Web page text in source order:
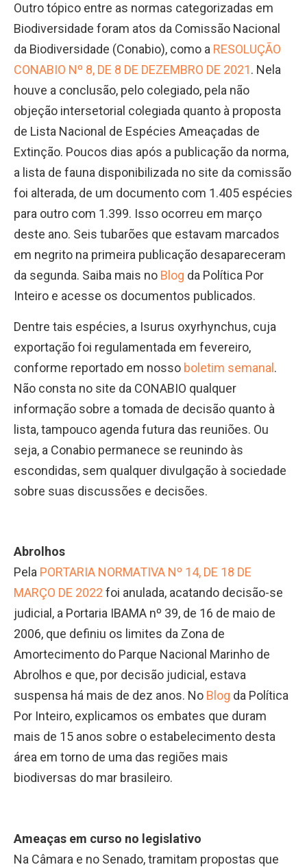
Outro tópico entre as normas categorizadas em
Biodiversidade foram atos da Comissão Nacional
da Biodiversidade (Conabio), como a RESOLUÇÃO
CONABIO Nº 8, DE 8 DE DEZEMBRO DE 2021. Nela
houve a conclusão, pelo colegiado, pela não
objeção intersetorial colegiada quanto à proposta
de Lista Nacional de Espécies Ameaçadas de
Extinção. Poucos dias após a publicação da norma,
a lista de fauna disponibilizada no site da comissão
foi alterada, de um documento com 1.405 espécies
para outro com 1.399. Isso ocorreu em março
deste ano. Seis tubarões que estavam marcados
em negrito na primeira publicação desapareceram
da segunda. Saiba mais no Blog da Política Por
Inteiro e acesse os documentos publicados.
Dentre tais espécies, a Isurus oxyrhynchus, cuja
exportação foi regulamentada em fevereiro,
conforme reportado em nosso boletim semanal.
Não consta no site da CONABIO qualquer
informação sobre a tomada de decisão quanto à
lista, tampouco agenda futura das reuniões. Ou
seja, a Conabio permanece se reunindo às
escondidas, sem qualquer divulgação à sociedade
sobre suas discussões e decisões.
Abrolhos
Pela PORTARIA NORMATIVA Nº 14, DE 18 DE
MARÇO DE 2022 foi anulada, acatando decisão-se
judicial, a Portaria IBAMA nº 39, de 16 de maio de
2006, que definiu os limites da Zona de
Amortecimento do Parque Nacional Marinho de
Abrolhos e que, por decisão judicial, estava
suspensa há mais de dez anos. No Blog da Política
Por Inteiro, explicamos os embates que duram
mais de 15 anos sobre o estabelecimento desta
área em torno de uma das regiões mais
biodiversas do mar brasileiro.
Ameaças em curso no legislativo
Na Câmara e no Senado, tramitam propostas que